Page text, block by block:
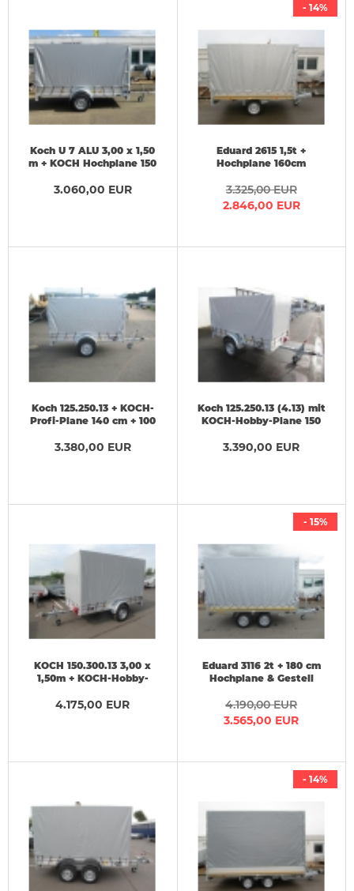
Koch U 7 ALU 3,00 x 1,50
m + KOCH Hochplane 150
3.060,00 EUR
Eduard 2615 1,5t +
Hochplane 160cm
56 oder 63cm
3.325,00 EUR
2.846,00 EUR
- 14%
Koch 125.250.13 + KOCH-
Profi-Plane 140 cm + 100
3.380,00 EUR
Koch 125.250.13 (4.13) mit
KOCH-Hobby-Plane 150
3.390,00 EUR
KOCH 150.300.13 3,00 x
1,50m + KOCH-Hobby-
4.175,00 EUR
Eduard 3116 2t + 180 cm
Hochplane & Gestell
4.190,00 EUR
3.565,00 EUR
- 15%
- 14%